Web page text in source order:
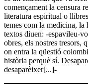
començament la censura
literatura espiritual o
temes com la medicina,
textos diuen: -espavileu-
obres, els nostres tresors,
on entra la qüestió
història perquè sí.
desaparèixer[...]-